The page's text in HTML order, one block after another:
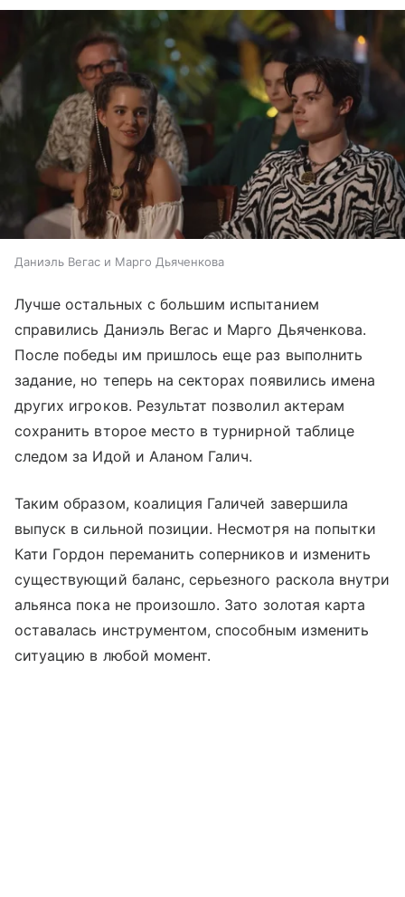
Даниэль Вегас и Марго Дьяченкова
Лучше остальных с большим испытанием
справились Даниэль Вегас и Марго Дьяченкова.
После победы им пришлось еще раз выполнить
задание, но теперь на секторах появились имена
других игроков. Результат позволил актерам
сохранить второе место в турнирной таблице
следом за Идой и Аланом Галич.
Таким образом, коалиция Галичей завершила
выпуск в сильной позиции. Несмотря на попытки
Кати Гордон переманить соперников и изменить
существующий баланс, серьезного раскола внутри
альянса пока не произошло. Зато золотая карта
оставалась инструментом, способным изменить
ситуацию в любой момент.